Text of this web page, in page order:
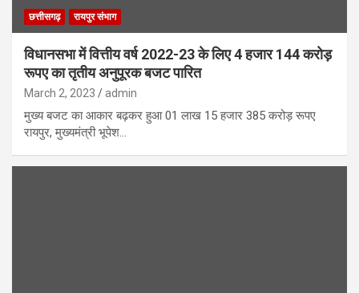
छत्तीसगढ़ रायपुर संभाग
विधानसभा में वित्तीय वर्ष 2022-23 के लिए 4 हजार 144 करोड़
रूपए का तृतीय अनुपूरक बजट पारित
March 2, 2023 admin
मुख्य बजट का आकार बढ़कर हुआ 01 लाख 15 हजार 385 करोड़ रूपए
रायपुर, मुख्यमंत्री भूपेश…